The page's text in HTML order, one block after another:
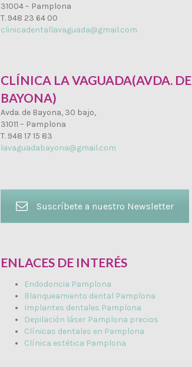
31004 – Pamplona
T. 948 23 64 00
clinicadentallavaguada@gmail.com
CLÍNICA LA VAGUADA(AVDA. DE
BAYONA)
Avda. de Bayona, 30 bajo,
31011 – Pamplona
T. 948 17 15 83
lavaguadabayona@gmail.com
Suscríbete a nuestro Newsletter
ENLACES DE INTERÉS
Endodoncia Pamplona
Blanqueamiento dental Pamplona
Implantes dentales Pamplona
Depilación láser Pamplona precios
Clínicas dentales en Pamplona
Clínica estética Pamplona